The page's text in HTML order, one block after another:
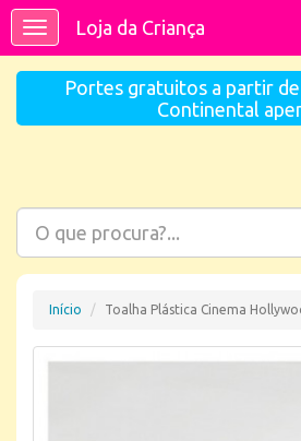
ToggleLoja da Criança
Portes gratuitos a partir
Continental
Início Toalha Plástica Cinema